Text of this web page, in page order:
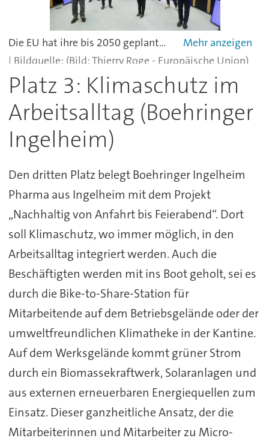
Die EU hat ihre bis 2050 geplanten Klimaziele verschärft. Der im April 2021 verabschiedete neue Beschluss sieht vor, bis 2030 die emittierten Treibhausgase um 55% im Vergleich zu 1990 zu senken.
(Bild: Thierry Roge - Europäische Union)
Platz 3: Klimaschutz im
Arbeitsalltag (Boehringer
Ingelheim)
Den dritten Platz belegt Boehringer Ingelheim
Pharma aus Ingelheim mit dem Projekt
„Nachhaltig von Anfahrt bis Feierabend“. Dort
soll Klimaschutz, wo immer möglich, in den
Arbeitsalltag integriert werden. Auch die
Beschäftigten werden mit ins Boot geholt, sei es
durch die Bike-to-Share-Station für
Mitarbeitende auf dem Betriebsgelände oder der
umweltfreundlichen Klimatheke in der Kantine.
Auf dem Werksgelände kommt grüner Strom
durch ein Biomassekraftwerk, Solaranlagen und
aus externen erneuerbaren Energiequellen zum
Einsatz. Dieser ganzheitliche Ansatz, der die
Mitarbeiterinnen und Mitarbeiter zu Micro-